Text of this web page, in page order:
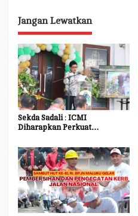
g
a
s
i
p
o
s
Jangan Lewatkan
Sekda Sadali : ICMI
Diharapkan Perkuat
untuk Kemajuan Daerah